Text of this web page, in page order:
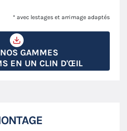
* avec lestages et arrimage adaptés
GAMMES
EN UN CLIN D'ŒIL